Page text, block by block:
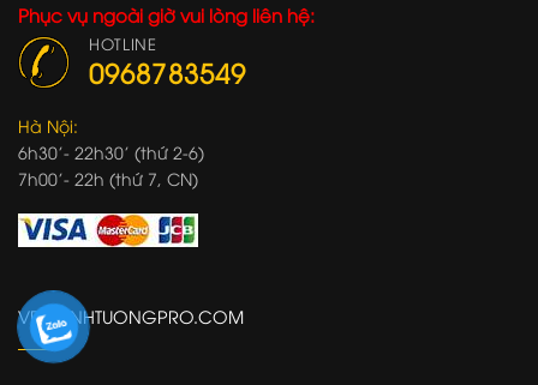
Phục vụ ngoài giờ vui lòng liên hệ:
HOTLINE
0968783549
Hà Nội:
6h30'- 22h30' (thứ 2-6)
7h00'- 22h (thứ 7, CN)
VETRANHTUONGPRO.COM